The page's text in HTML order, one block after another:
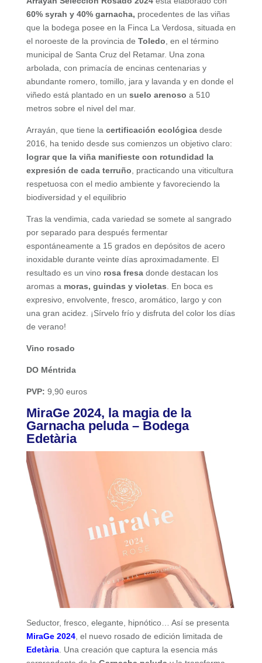
60% syrah y 40% garnacha, procedentes de las viñas
que la bodega posee en la Finca La Verdosa, situada en
el noroeste de la provincia de Toledo , en el término
municipal de Santa Cruz del Retamar. Una zona
arbolada, con primacía de encinas centenarias y
abundante romero, tomillo, jara y lavanda y en donde el
viñedo está plantado en un suelo arenoso a 510
metros sobre el nivel del mar.
Arrayán, que tiene la certificación ecológicadesde
2016, ha tenido desde sus comienzos un objetivo claro:
lograr que la viña manifieste con rotundidad la
expresión de cada terruño , practicando una viticultura
respetuosa con el medio ambiente y favoreciendo la
biodiversidad y el equilibrio
Tras la vendimia, cada variedad se somete al sangrado
por separado para después fermentar
espontáneamente a 15 grados en depósitos de acero
inoxidable durante veinte días aproximadamente. El
resultado es un vino rosa fresadonde destacan los
aromas a moras, guindas y violetas . En boca es
expresivo, envolvente, fresco, aromático, largo y con
una gran acidez. ¡Sírvelo frío y disfruta del color los días
de verano!
Vino rosado
DO Méntrida
PVP: 9,90 euros
MiraGe 2024, la magia de la
Garnacha peluda – Bodega
Edetària
Seductor, fresco, elegante, hipnótico… Así se presenta
MiraGe 2024, el nuevo rosado de edición limitada de
Edetària. Una creación que captura la esencia más